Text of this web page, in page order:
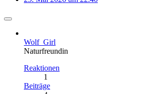
Wolf_Girl
Naturfreundin
Reaktionen
1
Beiträge